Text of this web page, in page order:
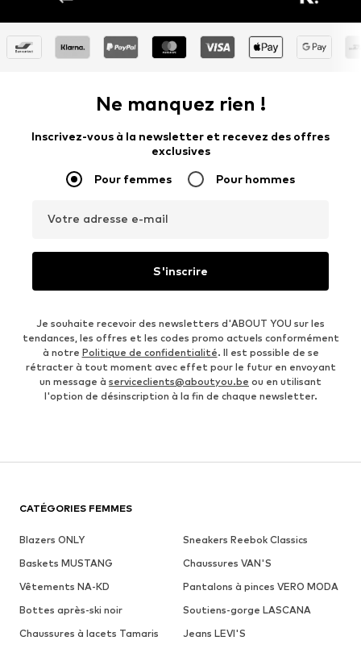
Ne manquez rien !
Inscrivez-vous à la newsletter et recevez des offres
exclusives
Pour femmes Pour hommes
Votre adresse e-mail
S'inscrire
Je souhaite recevoir des newsletters d'ABOUT YOU sur les
tendances, les offres et les codes promo actuels conformément
à notre Politique de confidentialité. Il est possible de se
rétracter à tout moment avec effet pour le futur en envoyant
un message à serviceclients@aboutyou.be ou en utilisant
l'option de désinscription à la fin de chaque newsletter.
CATÉGORIES FEMMES
Blazers ONLY
Sneakers Reebok Classics
Baskets MUSTANG
Chaussures VAN'S
Vêtements NA-KD
Pantalons à pinces VERO MODA
Bottes après-ski noir
Soutiens-gorge LASCANA
Chaussures à lacets Tamaris
Jeans LEVI'S